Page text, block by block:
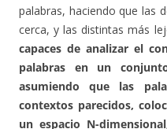
palabras, haciendo que las
cerca, y las distintas más
capaces de analizar el
palabras en un
asumiendo que las
contextos parecidos,
un espacio N-